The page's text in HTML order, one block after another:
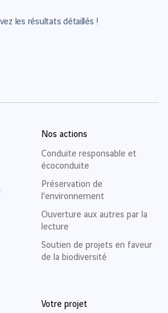
les résultats détaillés !
Nos actions
Conduite responsable et
écoconduite
Préservation de
l’environnement
Ouverture aux autres par la
lecture
Soutien de projets en faveur
de la biodiversité
Votre projet